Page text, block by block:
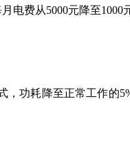
费从5000元降至1000
耗降至正常工作的